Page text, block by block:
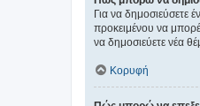
Για να δημοσιεύσετε
προκειμένου να
να δημοσιεύετε νέα
Κορυφή